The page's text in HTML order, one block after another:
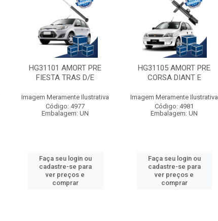
HG31101 AMORT PRE
FIESTA TRAS D/E
Imagem Meramente Ilustrativa
Código: 4977
Embalagem: UN
Faça seu login ou
cadastre-se para
ver preços e
comprar
HG31105 AMORT PRE
CORSA DIANT E
Imagem Meramente Ilustrativa
Código: 4981
Embalagem: UN
Faça seu login ou
cadastre-se para
ver preços e
comprar